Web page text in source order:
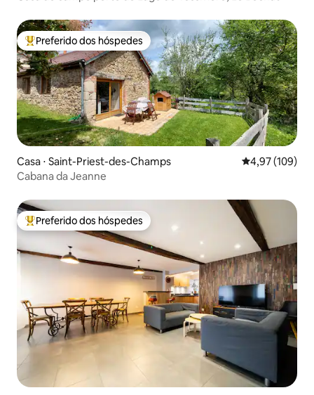
Entre os melhores preferidos dos hóspedes
Preferido dos hóspedes
Casa ⋅ Saint-Priest-des-Champs 4,97 de uma
4,97 (109)
Cabana da Jeanne
Entre os melhores preferidos dos hóspedes
Preferido dos hóspedes